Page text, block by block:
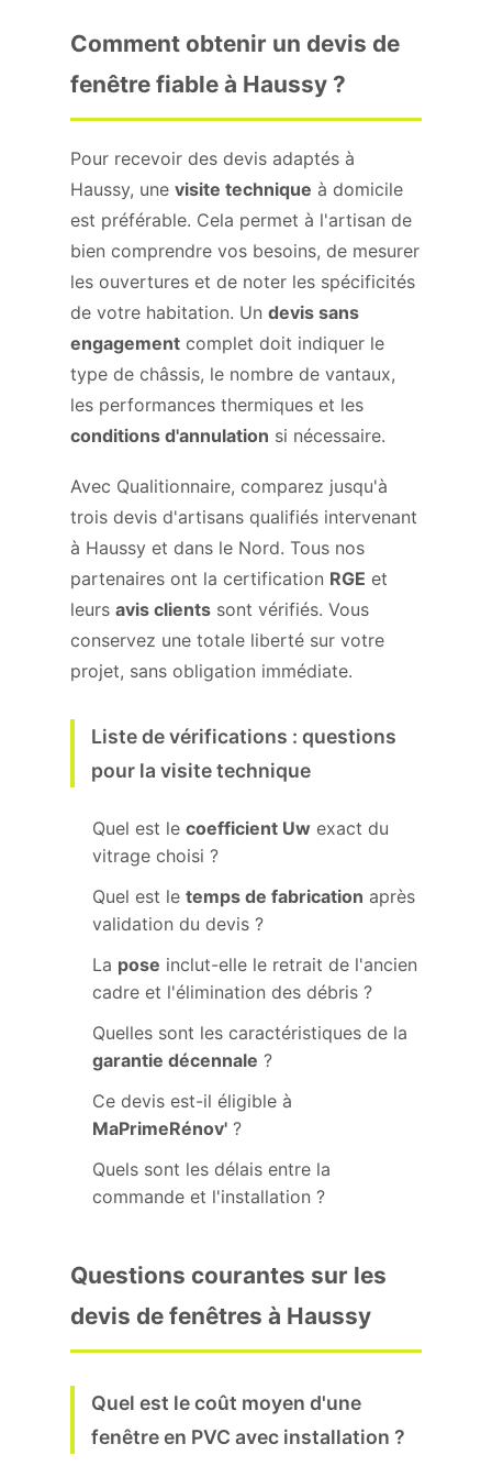
Comment obtenir un devis de
fenêtre fiable à Haussy ?
Pour recevoir des devis adaptés à
Haussy, une visite technique à domicile
est préférable. Cela permet à l'artisan de
bien comprendre vos besoins, de mesurer
les ouvertures et de noter les spécificités
de votre habitation. Un devis sans
engagement complet doit indiquer le
type de châssis, le nombre de vantaux,
les performances thermiques et les
conditions d'annulation si nécessaire.
Avec Qualitionnaire, comparez jusqu'à
trois devis d'artisans qualifiés intervenant
à Haussy et dans le Nord. Tous nos
partenaires ont la certification RGE et
leurs avis clients sont vérifiés. Vous
conservez une totale liberté sur votre
projet, sans obligation immédiate.
Liste de vérifications : questions
pour la visite technique
Quel est le coefficient Uw exact du
vitrage choisi ?
Quel est le temps de fabrication après
validation du devis ?
La pose inclut-elle le retrait de l'ancien
cadre et l'élimination des débris ?
Quelles sont les caractéristiques de la
garantie décennale ?
Ce devis est-il éligible à
MaPrimeRénov' ?
Quels sont les délais entre la
commande et l'installation ?
Questions courantes sur les
devis de fenêtres à Haussy
Quel est le coût moyen d'une
fenêtre en PVC avec installation ?